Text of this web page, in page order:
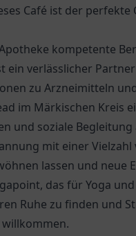
Café ist der perfekte
kompetente
ein verlässlicher
zu Arzneimitteln
im Märkischen Kreis
und soziale Begleitung
mit einer
lassen und neue
das für Yoga
Ruhe zu finden und